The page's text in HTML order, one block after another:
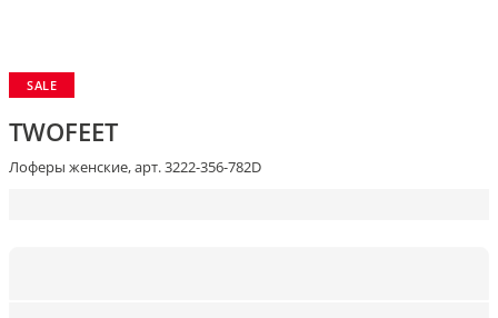
SALE
TWOFEET
Лоферы женские, арт. 3222-356-782D